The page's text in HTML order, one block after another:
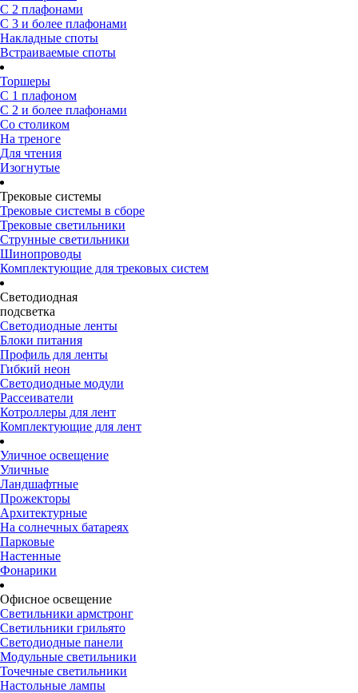
С 2 плафонами
С 3 и более плафонами
Накладные споты
Встраиваемые споты
Торшеры
С 1 плафоном
С 2 и более плафонами
Со столиком
На треноге
Для чтения
Изогнутые
Трековые системы
Трековые системы в сборе
Трековые светильники
Струнные светильники
Шинопроводы
Комплектующие для трековых систем
Светодиодная
подсветка
Светодиодные ленты
Блоки питания
Профиль для ленты
Гибкий неон
Светодиодные модули
Рассеиватели
Котроллеры для лент
Комплектующие для лент
Уличное освещение
Уличные
Ландшафтные
Прожекторы
Архитектурные
На солнечных батареях
Парковые
Настенные
Фонарики
Офисное освещение
Светильники армстронг
Светильники грильято
Светодиодные панели
Модульные светильники
Точечные светильники
Настольные лампы